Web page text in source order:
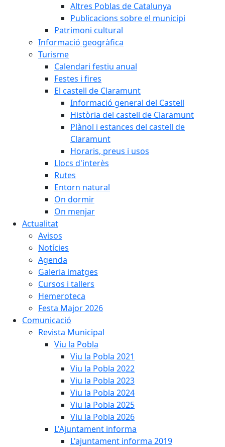
Altres Poblas de Catalunya
Publicacions sobre el municipi
Patrimoni cultural
Informació geogràfica
Turisme
Calendari festiu anual
Festes i fires
El castell de Claramunt
Informació general del Castell
Història del castell de Claramunt
Plànol i estances del castell de
Claramunt
Horaris, preus i usos
Llocs d'interès
Rutes
Entorn natural
On dormir
On menjar
Actualitat
Avisos
Notícies
Agenda
Galeria imatges
Cursos i tallers
Hemeroteca
Festa Major 2026
Comunicació
Revista Municipal
Viu la Pobla
Viu la Pobla 2021
Viu la Pobla 2022
Viu la Pobla 2023
Viu la Pobla 2024
Viu la Pobla 2025
Viu la Pobla 2026
L'Ajuntament informa
L'ajuntament informa 2019